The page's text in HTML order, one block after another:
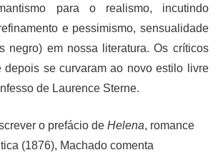
para o realismo, incutindo
e pessimismo, sensualidade
negro) em nossa literatura. Os críticos
depois se curvaram ao novo estilo livre
de Laurence Sterne.
o prefácio deHelena, romance
(1876), Machado comenta